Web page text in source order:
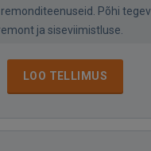
Põhi
ja siseviimistluse.
LOO TELLIMUS